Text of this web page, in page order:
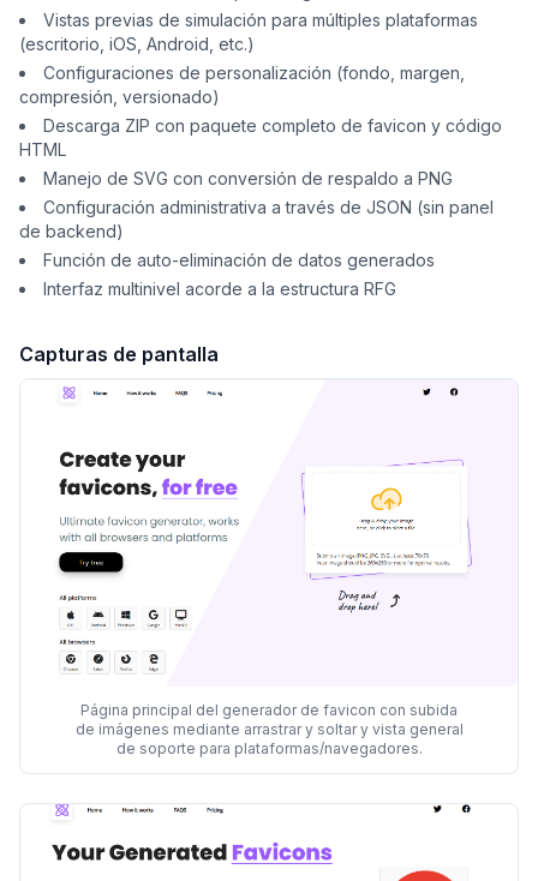
Vistas previas de simulación para múltiples plataformas
(escritorio, iOS, Android, etc.)
Configuraciones de personalización (fondo, margen,
compresión, versionado)
Descarga ZIP con paquete completo de favicon y código
HTML
Manejo de SVG con conversión de respaldo a PNG
Configuración administrativa a través de JSON (sin panel
de backend)
Función de auto-eliminación de datos generados
Interfaz multinivel acorde a la estructura RFG
Capturas de pantalla
Página principal del generador de favicon con subida
de imágenes mediante arrastrar y soltar y vista general
de soporte para plataformas/navegadores.